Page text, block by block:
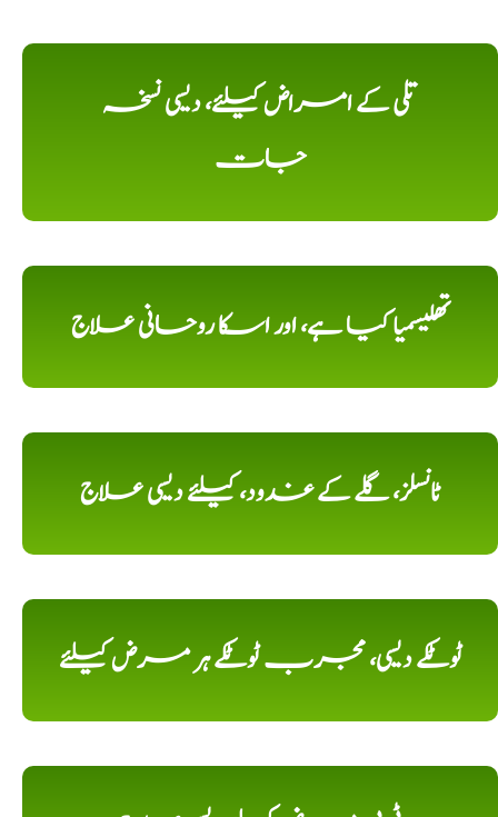
تلی کے امراض کیلئے، دیسی نسخہ
جات
تھلیسمیا کیا ہے، اور اسکا روحانی علاج
ٹانسلز، گلے کے غدود، کیلئے دیسی علاج
ٹوٹکے دیسی، مجرب ٹوٹکے ہر مرض کیلئے